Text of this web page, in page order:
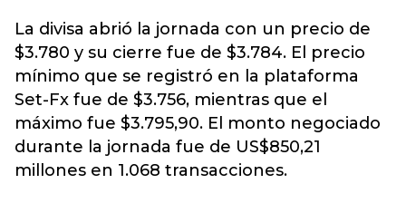
La divisa abrió la jornada con un precio de
$3.780 y su cierre fue de $3.784. El precio
mínimo que se registró en la plataforma
Set-Fx fue de $3.756, mientras que el
máximo fue $3.795,90. El monto negociado
durante la jornada fue de US$850,21
millones en 1.068 transacciones.